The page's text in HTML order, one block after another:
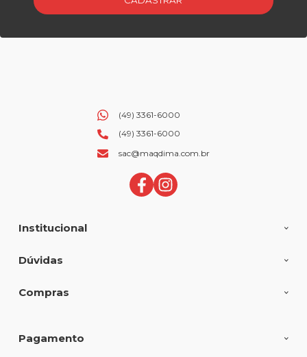
Institucional
Dúvidas
Compras
(49) 3361-6000
(49) 3361-6000
sac@maqdima.com.br
Pagamento